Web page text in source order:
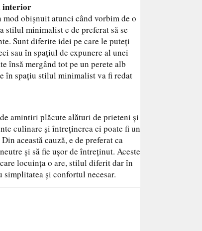
interior
obișnuit atunci când vorbim de o
stilul minimalist e de preferat să se
Sunt diferite idei pe care le puteți
sau în spațiul de expunere al unei
însă mergând tot pe un perete alb
în spațiu stilul minimalist va fi redat
amintiri plăcute alături de prieteni și
culinare și întreținerea ei poate fi un
această cauză, e de preferat ca
și să fie ușor de întreținut. Aceste
locuința o are, stilul diferit dar în
și confortul necesar.